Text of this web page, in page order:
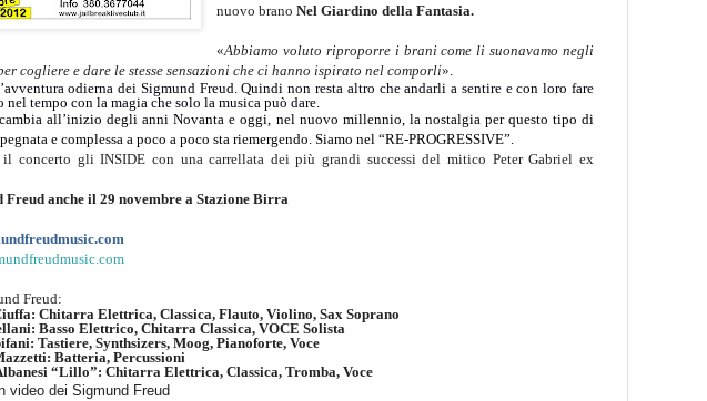
nuovo branoNel Giardino della Fantasia.
«Abbiamo voluto riproporre i brani come li suonavamo negli
cogliere e dare le stesse sensazioni che ci hanno ispirato nel comporli»
odierna dei Sigmund Freud. Quindi non resta altro che andarli a sentire e con loro fare
tempo con la magia che solo la musica può dare.
all’inizio degli anni Novanta e oggi, nel nuovo millennio, la nostalgia per questo tipo di
e complessa a poco a poco sta riemergendo . Siamo nel “RE-PROGRESSIVE”.
concerto gli INSIDE con una carrellata dei più grandi successi del mitico Peter Gabriel ex
Freud anche il 29 novembre a Stazione Birra
Freud:
: Chitarra Elettrica, Classica, Flauto, Violino, Sax Soprano
: Basso Elettrico, Chitarra Classica, VOCE Solista
: Tastiere, Synthsizers, Moog, Pianoforte, Voce
: Batteria, Percussioni
“Lillo”: Chitarra Elettrica, Classica, Tromba, Voce
video dei Sigmund Freud